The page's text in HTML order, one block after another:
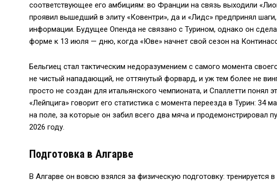
соответствующее его амбициям: во Франции на связь выходили
проявил вышедший в элиту «Ковентри», да и «Лидс» предпринял
информации. Будущее Опенда не связано с Турином, однако он
форме к 13 июля — дню, когда «Юве» начнет свой сезон на
Бельгиец стал тактическим недоразумением с самого момента
не чистый нападающий, не оттянутый форвард, и уж тем более не
просто не создан для итальянского чемпионата, и Спаллетти понял
«Лейпцига» говорит его статистика с момента переезда в Турин: 34
на поле, за которые он забил всего два мяча и продемонстрировал
2026 году.
Подготовка в Алгарве
В Алгарве он вовсю взялся за физическую подготовку: тренируется